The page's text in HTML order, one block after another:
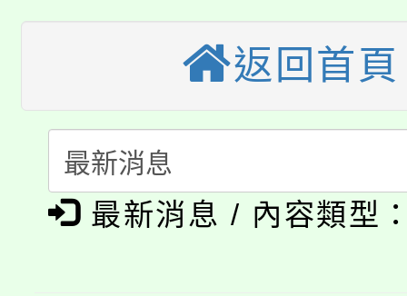
視費優惠，中低收入戶
半價優惠，詳情可洽有
者。
大園自造教育及科技中
份教師增能研習
大溪自造教育及科技
份教師研習
淨零綠生活教案入校路
會
115年食農教育專業人
程
「本色祭」8/29、30在
返回首頁
最新消息 / 內容類型